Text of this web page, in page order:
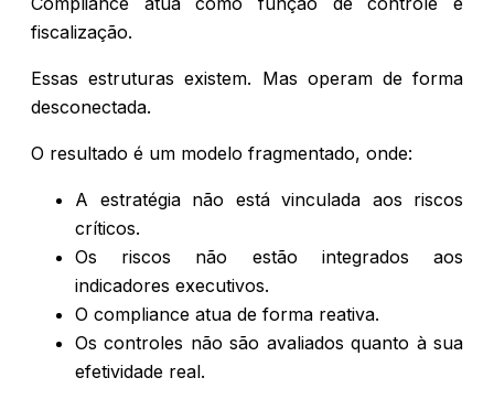
fiscalização.
Essas estruturas existem. Mas operam de forma
desconectada.
O resultado é um modelo fragmentado, onde:
A estratégia não está vinculada aos riscos
críticos.
Os riscos não estão integrados aos
indicadores executivos.
O compliance atua de forma reativa.
Os controles não são avaliados quanto à sua
efetividade real.